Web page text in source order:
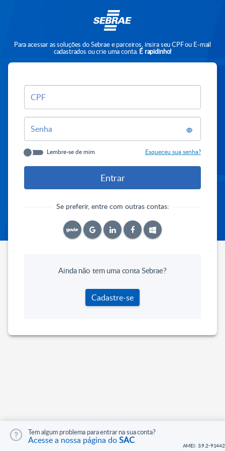
Para acessar as soluções do Sebrae e parceiros, insira seu CPF ou E-mail
cadastrados ou crie uma conta. É rapidinho!
CPF
Senha
Lembre-se de mim Esqueceu sua senha?
Se preferir, entre com outras contas:
Tem algum problema para entrar na sua conta?
Acesse a nossa página doSAC
Ainda não tem uma conta Sebrae?
Cadastre-se
AMEI: 3.9.2-91442